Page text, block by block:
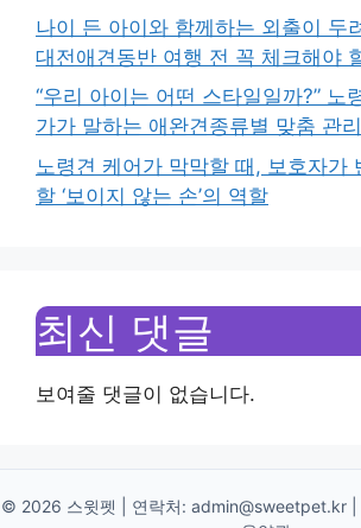
나이 든 아이와 함께하는 외출이 두
대전애견동반 여행 전 꼭 체크해야
“우리 아이는 어떤 스타일일까?” 노
가가 말하는 애완견종류별 맞춤 관
노령견 케어가 막막할 때, 보호자가
할 ‘보이지 않는 손’의 역할
최신 댓글
보여줄 댓글이 없습니다.
© 2026 스윗펫 | 연락처: admin@sweetpet.kr|